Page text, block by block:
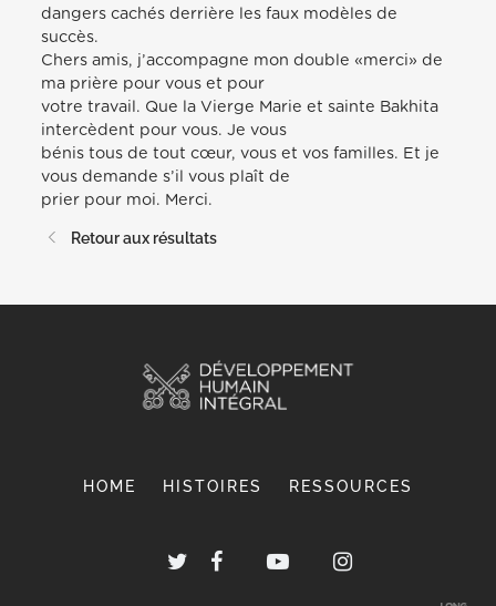
dangers cachés derrière les faux modèles de
succès.
Chers amis, j’accompagne mon double «merci» de
ma prière pour vous et pour
votre travail. Que la Vierge Marie et sainte Bakhita
intercèdent pour vous. Je vous
bénis tous de tout cœur, vous et vos familles. Et je
vous demande s’il vous plaît de
prier pour moi. Merci.
Retour aux résultats
HOME HISTOIRES RESSOURCES